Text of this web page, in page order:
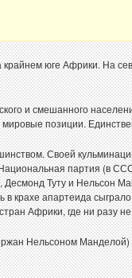
юге Африки. На
и смешанного
позиции.
Своей кульминации
партия (в
Десмонд Туту и Нельсон
крахе апартеида
Африки, где ни разу
Нельсоном Манделой)